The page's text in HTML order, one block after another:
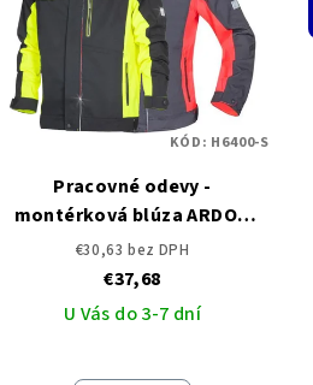
Pracovné odevy -
montérková blúza ARDON
NEON
€30,63 bez DPH
€37,68
U Vás do 3-7 dní
KÓD: H6400-S